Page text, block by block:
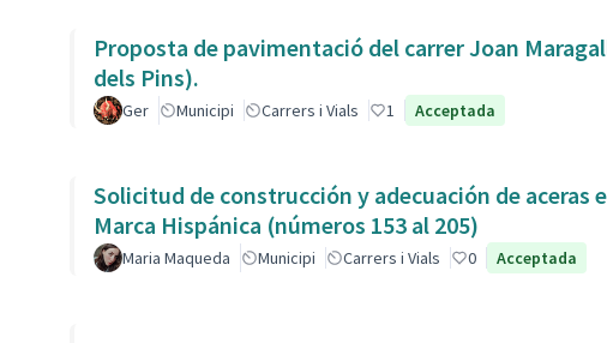
Proposta de pavimentació del carrer Joan
dels Pins).
Ger Municipi Carrers i Vials 1 Acceptada
Solicitud de construcción y adecuación de aceras
Marca Hispánica (números 153 al 205)
Maria Maqueda Municipi Carrers i Vials 0 Acceptada